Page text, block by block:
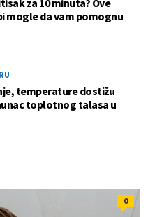
za 10 minuta? Ove
mogle da vam pomognu
temperature dostižu
toplotnog talasa u
0